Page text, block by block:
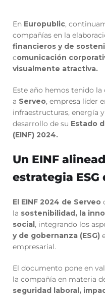
En Europublic,
compañías en la
financieros y de
comunicación
visualmente atractiva.
Este año hemos tenido
a Serveo, empresa líder
infraestructuras, energía
desarrollo de su Estado
(EINF) 2024.
Un EINF
estrategia ESG
El EINF 2024 de Serveo
la sostenibilidad, la
social, integrando los
y de gobernanza (ESG)
empresarial.
El documento pone en
la compañía en materia
seguridad laboral,